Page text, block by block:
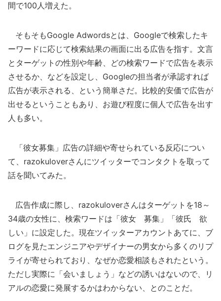
間で100人増えた。
そもそもGoogle Adwordsとは、Googleで検索したキ
ーワードに応じて検索結果の画面に出る広告を指す。文言
とターゲットの性別や年齢、どの検索ワードで広告を表示
させるか、などを設定し、Googleの担当者が承認すれば
広告が表示される、という簡単さだ。比較的安価で広告が
出せるということもあり、お遊び程度に個人で広告を出す
人も多い。
「彼女募集」広告の詳細や寄せられている反応につい
て、razokuloverさんにツイッターでコンタクトを取って
話を聞いてみた。
広告作成に際し、razokuloverさんはターゲットを18～
34歳の女性に、検索ワードは「彼女 募集」「彼氏 欲
しい」に設定した。現在ツイッターアカウントあてに、ブ
ログを見たエンジニアやデザイナーの男女から多くのリプ
ライが寄せられており、なぜか恋愛相談もされたという。
ただし実際に「会いましょう」などの誘いはないので、リ
アルの恋愛に発展するかはわからない、とのことだ。